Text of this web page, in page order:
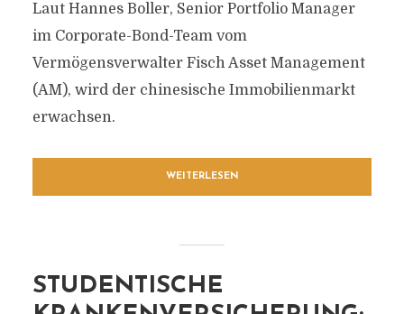
Laut Hannes Boller, Senior Portfolio Manager
im Corporate-Bond-Team vom
Vermögensverwalter Fisch Asset Management
(AM), wird der chinesische Immobilienmarkt
erwachsen.
WEITERLESEN
STUDENTISCHE